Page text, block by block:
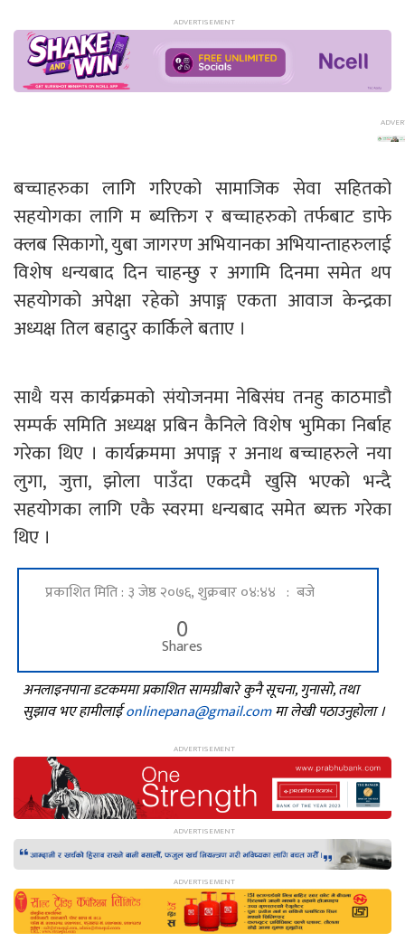
बच्चाहरुका लागि गरिएको सामाजिक सेवा सहितको
सहयोगका लागि म ब्यक्तिग र बच्चाहरुको तर्फबाट डाफे
क्लब सिकागो, युबा जागरण अभियानका अभियान्ताहरुलाई
विशेष धन्यबाद दिन चाहन्छु र अगामि दिनमा समेत थप
सहयोगको अपेक्षा रहेको अपाङ्ग एकता आवाज केन्द्रका
अध्यक्ष तिल बहादुर कार्किले बताए ।
साथै यस कार्यक्रमको संयोजनमा नेबिसंघ तनहु काठमाडौ
सम्पर्क समिति अध्यक्ष प्रबिन कैनिले विशेष भुमिका निर्बाह
गरेका थिए । कार्यक्रममा अपाङ्ग र अनाथ बच्चाहरुले नया
लुगा, जुत्ता, झोला पाउँदा एकदमै खुसि भएको भन्दै
सहयोगका लागि एकै स्वरमा धन्यबाद समेत ब्यक्त गरेका
थिए ।
प्रकाशित मिति : ३ जेष्ठ २०७६, शुक्रबार ०४:४४ : बजे
0
Shares
अनलाइनपाना डटकममा प्रकाशित सामग्रीबारे कुनै सूचना, गुनासो, तथा
सुझाव भए हामीलाईonlinepana@gmail.comमा लेखी पठाउनुहोला ।